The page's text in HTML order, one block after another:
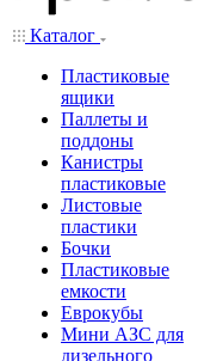
Каталог
Пластиковые
ящики
Паллеты и
поддоны
Канистры
пластиковые
Листовые
пластики
Бочки
Пластиковые
емкости
Еврокубы
Мини АЗС для
дизельного